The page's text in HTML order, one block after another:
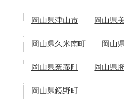
岡山県津山市 岡山県
岡山県久米南町 岡山
岡山県奈義町 岡山県
岡山県鏡野町